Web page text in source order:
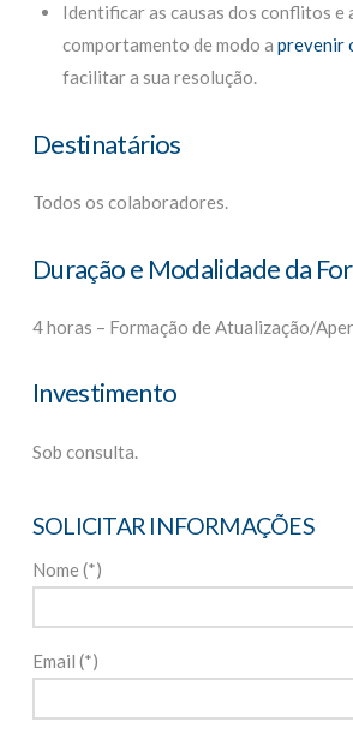
Identificar as causas dos conflitos e
comportamento de modo a prevenir
facilitar a sua resolução.
Destinatários
Todos os colaboradores.
Duração e Modalidade da
4 horas – Formação de Atualização/
Investimento
Sob consulta.
SOLICITAR INFORMAÇÕES
Nome (*)
Email (*)